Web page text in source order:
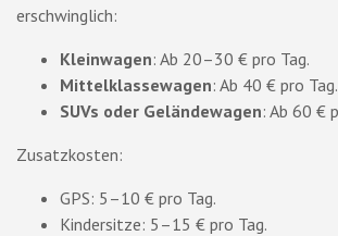
erschwinglich:
Kleinwagen: Ab 20–30 € pro Tag.
Mittelklassewagen: Ab 40 € pro Tag.
SUVs oder Geländewagen: Ab 60 €
Zusatzkosten:
GPS: 5–10 € pro Tag.
Kindersitze: 5–15 € pro Tag.